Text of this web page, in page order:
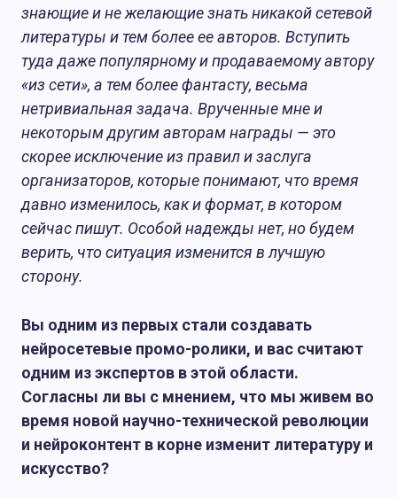
знающие и не желающие знать никакой сетевой
литературы и тем более ее авторов. Вступить
туда даже популярному и продаваемому автору
«из сети», а тем более фантасту, весьма
нетривиальная задача. Врученные мне и
некоторым другим авторам награды — это
скорее исключение из правил и заслуга
организаторов, которые понимают, что время
давно изменилось, как и формат, в котором
сейчас пишут. Особой надежды нет, но будем
верить, что ситуация изменится в лучшую
сторону.
Вы одним из первых стали создавать
нейросетевые промо-ролики, и вас считают
одним из экспертов в этой области.
Согласны ли вы с мнением, что мы живем во
время новой научно-технической революции
и нейроконтент в корне изменит литературу и
искусство?